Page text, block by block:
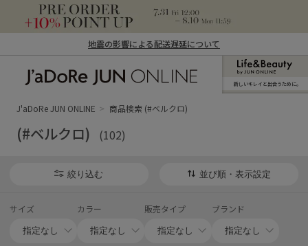
地震の影響による配送遅延について
ン オンライン）
新しいキレイと出合うために。
J'aDoRe JUN ONLINE 商品検索 (#ベルクロ)
(#ベルクロ) (102)
絞り込む 並び順・表示設定
サイズ カラー 販売タイプ ブランド